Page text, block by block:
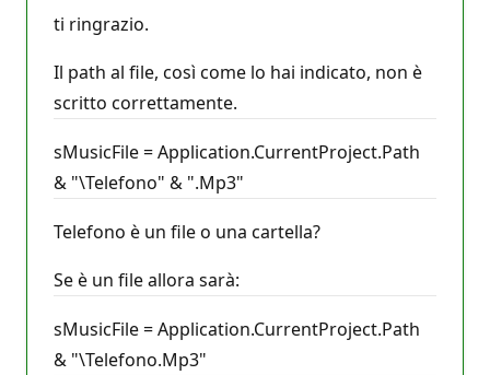
ti ringrazio.
Il path al file, così come lo hai indicato, non è
scritto correttamente.
sMusicFile = Application.CurrentProject.Path
& "\Telefono" & ".Mp3"
Telefono è un file o una cartella?
Se è un file allora sarà:
sMusicFile = Application.CurrentProject.Path
& "\Telefono.Mp3"